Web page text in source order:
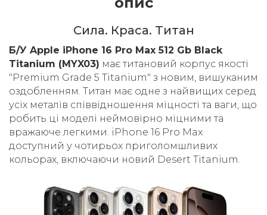
Cила. Краса. Титан
Б/У Apple iPhone 16 Pro Max 512 Gb Black
Titanium (MYX03) має титановий корпус якості
"Premium Grade 5 Titanium" з новим, вишуканим
оздобленням. Титан має одне з найвищих серед
усіх металів співвідношення міцності та ваги, що
робить ці моделі неймовірно міцними та
вражаюче легкими. iPhone 16 Pro Max
доступний у чотирьох приголомшливих
кольорах, включаючи новий Desert Titanium.